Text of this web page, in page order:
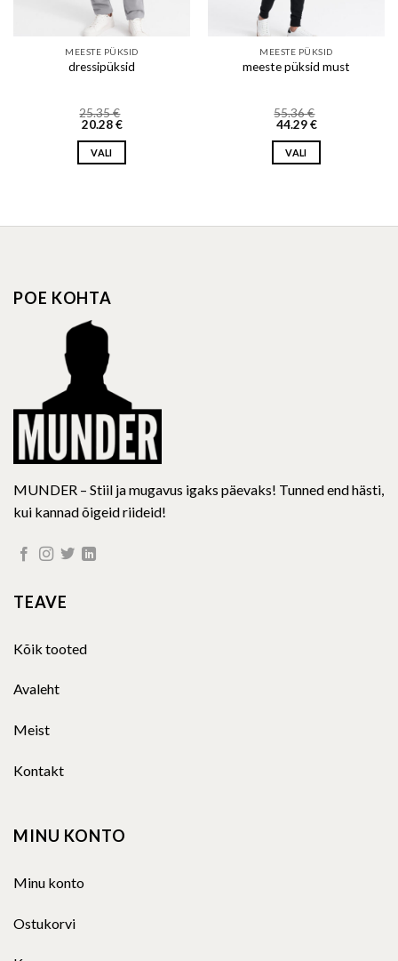
MEESTE PÜKSID
dressipüksid
25.35€
20.28€
VALI
multiple
may
chosen
on
the
product
page
MEESTE PÜKSID
meeste püksid must
55.36€
44.29€
VALI
multiple
POE KOHTA
MUNDER – Stiil ja mugavus igaks päevaks! Tunned end hästi,
kui kannad õigeid riideid!
TEAVE
Kõik tooted
Avaleht
Meist
Kontakt
MINU KONTO
Minu konto
Ostukorvi